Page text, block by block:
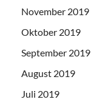
November 2019
Oktober 2019
September 2019
August 2019
Juli 2019